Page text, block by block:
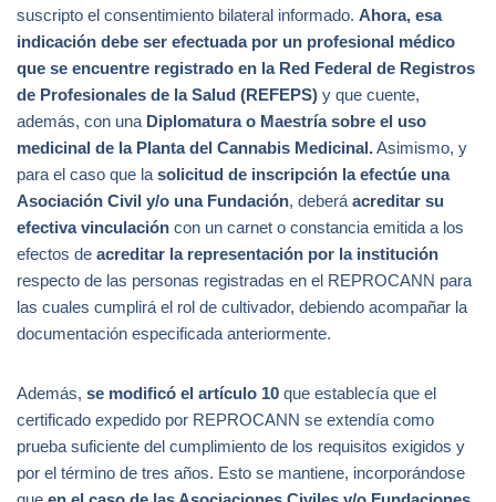
suscripto el consentimiento bilateral informado. Ahora, esa
indicación debe ser efectuada por un profesional médico
que se encuentre registrado en la Red Federal de Registros
de Profesionales de la Salud (REFEPS) y que cuente,
además, con una Diplomatura o Maestría sobre el uso
medicinal de la Planta del Cannabis Medicinal.Asimismo, y
para el caso que la solicitud de inscripción la efectúe una
Asociación Civil y/o una Fundación, deberá acreditar su
efectiva vinculación con un carnet o constancia emitida a los
efectos de acreditar la representación por la institución
respecto de las personas registradas en el REPROCANN para
las cuales cumplirá el rol de cultivador, debiendo acompañar la
documentación especificada anteriormente.
Además, se modificó el artículo 10 que establecía que el
certificado expedido por REPROCANN se extendía como
prueba suficiente del cumplimiento de los requisitos exigidos y
por el término de tres años. Esto se mantiene, incorporándose